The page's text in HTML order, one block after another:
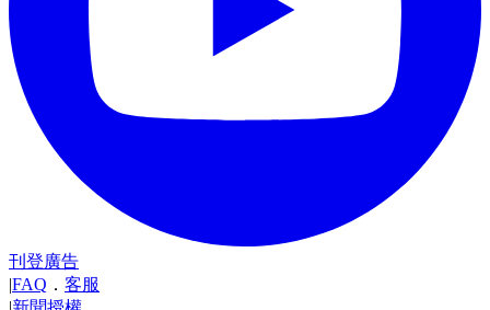
刊登廣告
|FAQ ． 客服